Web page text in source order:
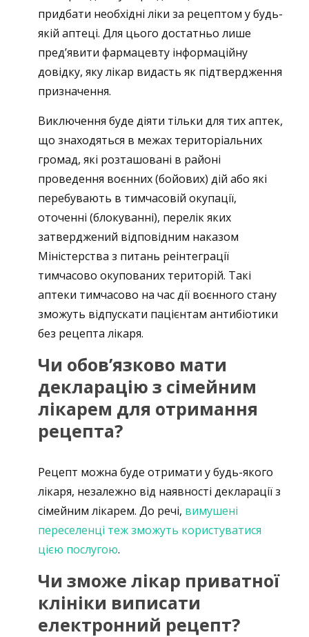
придбати необхідні ліки за рецептом у будь-
якій аптеці. Для цього достатньо лише
предʼявити фармацевту інформаційну
довідку, яку лікар видасть як підтвердження
призначення.
Виключення буде діяти тільки для тих аптек,
що знаходяться в межах територіальних
громад, які розташовані в районі
проведення воєнних (бойових) дій або які
перебувають в тимчасовій окупації,
оточенні (блокуванні), перелік яких
затверджений відповідним наказом
Міністерства з питань реінтеграції
тимчасово окупованих територій. Такі
аптеки тимчасово на час дії воєнного стану
зможуть відпускати пацієнтам антибіотики
без рецепта лікаря.
Чи обовʼязково мати
декларацію з сімейним
лікарем для отримання
рецепта?
Рецепт можна буде отримати у будь-якого
лікаря, незалежно від наявності декларації з
сімейним лікарем. До речі, вимушені
переселенці теж зможуть користуватися
цією послугою.
Чи зможе лікар приватної
клініки виписати
електронний рецепт?